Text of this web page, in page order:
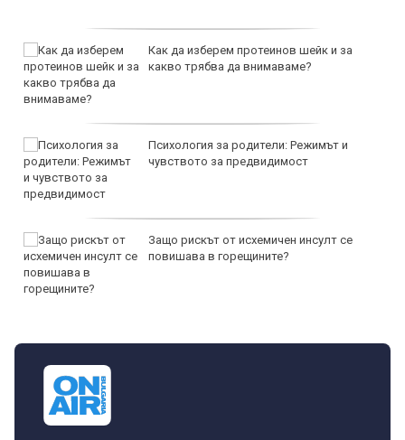
Как да изберем протеинов шейк и за
какво трябва да внимаваме?
Психология за родители: Режимът и
чувството за предвидимост
Защо рискът от исхемичен инсулт се
повишава в горещините?